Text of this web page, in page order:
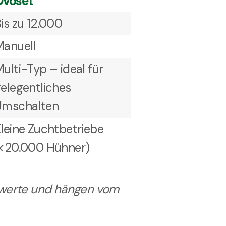
zu 12.000
Typ – ideal für
Zuchtbetriebe
Hühner)
und hängen vom